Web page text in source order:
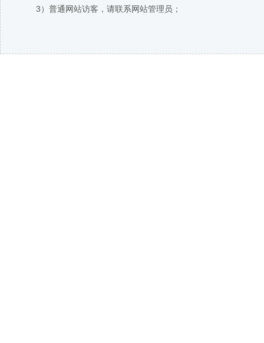
3）普通网站访客，请联系网站管理员；